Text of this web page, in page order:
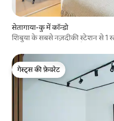
सेतागाया-कु में कॉन्डो
शिबुया के सबसे नज़दीकी स्टेशन से 1
गेस्ट्स की फ़ेवरेट
गेस्ट्स की फ़ेवरेट